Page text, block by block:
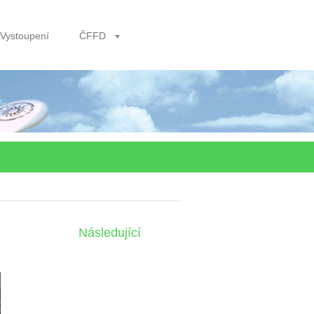
Vystoupení ČFFD
Následující